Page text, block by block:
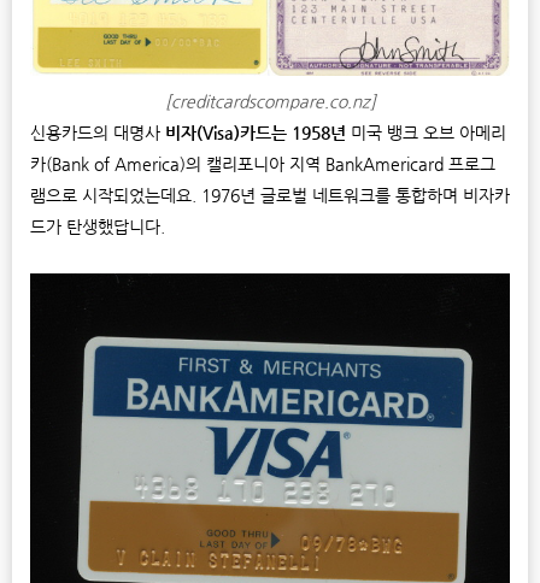
[creditcardscompare.co.nz]
신용카드의 대명사 비자(Visa)카드는 1958년 미국 뱅크 오브 아메리
카(Bank of America)의 캘리포니아 지역 BankAmericard 프로그
램으로 시작되었는데요. 1976년 글로벌 네트워크를 통합하며 비자카
드가 탄생했답니다.